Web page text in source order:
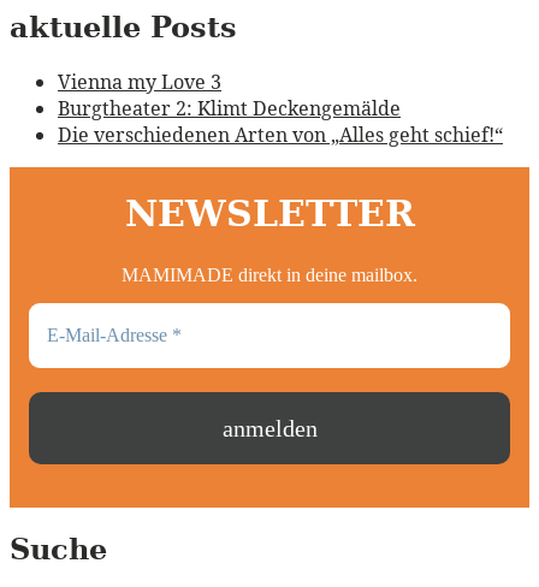
aktuelle Posts
Vienna my Love 3
Burgtheater 2: Klimt Deckengemälde
Die verschiedenen Arten von „Alles geht schief!“
NEWSLETTER
MAMIMADE direkt in deine mailbox.
Suche